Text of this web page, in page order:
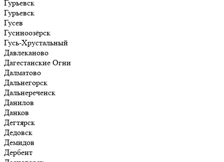
Гурьевск
Гурьевск
Гусев
Гусиноозёрск
Гусь-Хрустальный
Давлеканово
Дагестанские Огни
Далматово
Дальнегорск
Дальнереченск
Данилов
Данков
Дегтярск
Дедовск
Демидов
Дербент